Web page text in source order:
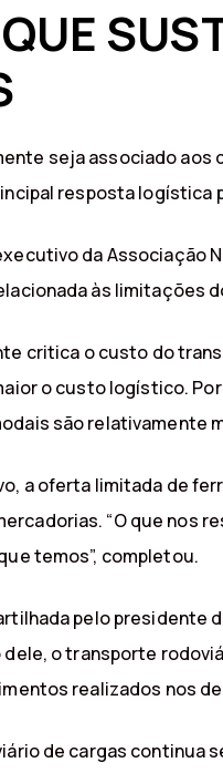
seja associado
resposta logística
da Associação
às limitações
critica o custo do
o custo logístico.
são relativamente
a oferta limitada de
“O que nos
temos”, completou.
pelo presidente
dele, o transporte
realizados nos
de cargas continua